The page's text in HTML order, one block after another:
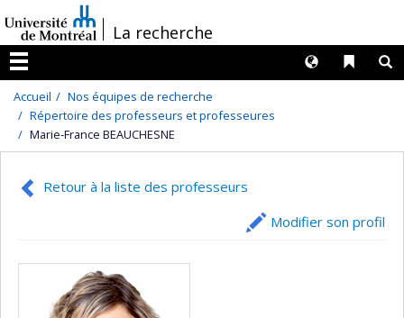
au
contenu
/La recherche
Menu
Liens
Langues
Accueil
Nos équipes de recherche
Répertoire des professeurs et professeures
Marie-France BEAUCHESNE
Retour à la liste des professeurs
Modifier son profil